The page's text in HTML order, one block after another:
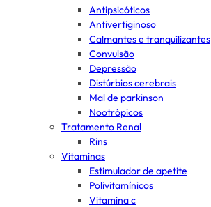
Antipsicóticos
Antivertiginoso
Calmantes e tranquilizantes
Convulsão
Depressão
Distúrbios cerebrais
Mal de parkinson
Nootrópicos
Tratamento Renal
Rins
Vitaminas
Estimulador de apetite
Polivitamínicos
Vitamina c